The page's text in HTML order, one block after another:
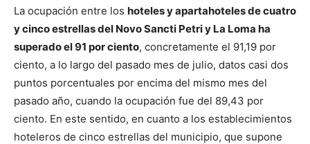
La ocupación entre los hoteles y apartahoteles de cuatro
y cinco estrellas del Novo Sancti Petri y La Loma ha
superado el 91 por ciento, concretamente el 91,19 por
ciento, a lo largo del pasado mes de julio, datos casi dos
puntos porcentuales por encima del mismo mes del
pasado año, cuando la ocupación fue del 89,43 por
ciento. En este sentido, en cuanto a los establecimientos
hoteleros de cinco estrellas del municipio, que supone